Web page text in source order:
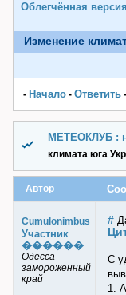
Облегчённая
Изменение
- Начало - Ответить -
МЕТЕОКЛУБ :
климата юга
Автор
Cumulonimbus
Участник
������
Одесса -
замороженный
край
#
С
1.